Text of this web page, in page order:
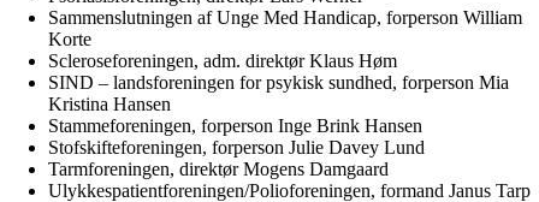
Sammenslutningen af Unge Med Handicap, forperson William
Korte
Scleroseforeningen, adm. direktør Klaus Høm
SIND – landsforeningen for psykisk sundhed, forperson Mia
Kristina Hansen
Stammeforeningen, forperson Inge Brink Hansen
Stofskifteforeningen, forperson Julie Davey Lund
Tarmforeningen, direktør Mogens Damgaard
Ulykkespatientforeningen/Polioforeningen, formand Janus Tarp